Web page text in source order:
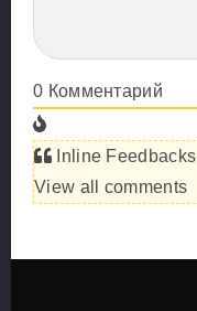
0 Комментарий
Inline Feedbacks
View all comments